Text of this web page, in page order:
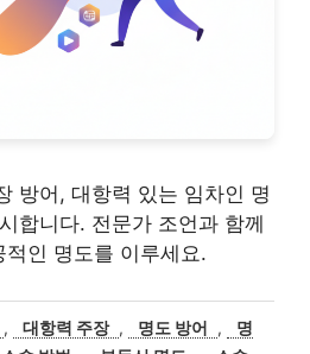
방어, 대항력 있는 임차인 명
합니다. 전문가 조언과 함께
인 명도를 이루세요.
, 대항력 주장 , 명도 방어 ,
명